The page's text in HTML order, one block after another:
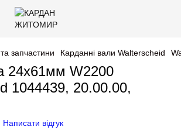
запчастини Карданні вали Walterscheid
24х61мм W2200
1044439, 20.00.00,
Написати відгук